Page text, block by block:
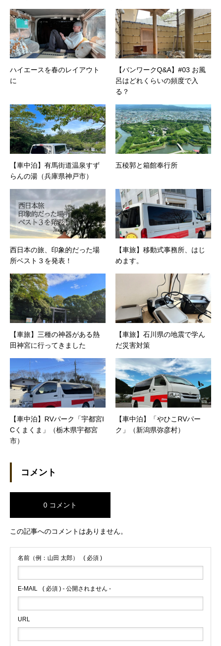
ハイエースを春のレイアウト
に
【バンワークQ&A】#03 お風
呂はどれくらいの頻度で入
る？
【車中泊】有馬街道温泉すず
らんの湯（兵庫県神戸市）
五稜郭と箱館奉行所
西日本の旅、印象的だった場
所ベスト３を発表！
【車旅】移動式事務所、はじ
めます。
【車旅】三種の神器がある熱
田神宮に行ってきました
【車旅】石川県の地震で学ん
だ災害対策
【車中泊】RVパーク「宇都宮I
Cくまくま」（栃木県宇都宮
市）
【車中泊】「やひこRVパー
ク」（新潟県弥彦村）
コメント
0 コメント
この記事へのコメントはありません。
名前（例：山田 太郎） ( 必須 )
E-MAIL ( 必須 ) - 公開されません -
URL